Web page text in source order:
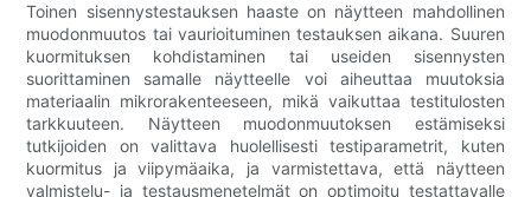
Toinen sisennystestauksen haaste on näytteen mahdollinen
muodonmuutos tai vaurioituminen testauksen aikana. Suuren
kuormituksen kohdistaminen tai useiden sisennysten
suorittaminen samalle näytteelle voi aiheuttaa muutoksia
materiaalin mikrorakenteeseen, mikä vaikuttaa testitulosten
tarkkuuteen. Näytteen muodonmuutoksen estämiseksi
tutkijoiden on valittava huolellisesti testiparametrit, kuten
kuormitus ja viipymäaika, ja varmistettava, että näytteen
valmistelu- ja testausmenetelmät on optimoitu testattavalle